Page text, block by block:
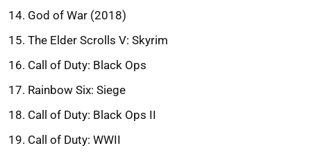
God of War (2018)
The Elder Scrolls V: Skyrim
Call of Duty: Black Ops
Rainbow Six: Siege
Call of Duty: Black Ops II
Call of Duty: WWII